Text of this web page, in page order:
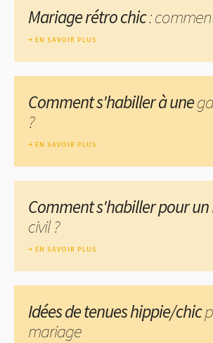
Mariage rétro chic:
EN SAVOIR PLUS
Comment s'habiller à une
?
EN SAVOIR PLUS
Comment s'habiller pour un
civil ?
EN SAVOIR PLUS
Idées de tenues hippie/chic
mariage